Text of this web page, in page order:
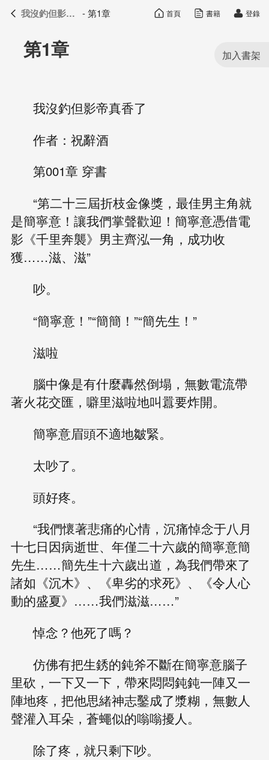
我沒釣但影帝真香了 目錄
第1章
我沒釣但影帝真香了
作者：祝辭酒
第001章 穿書
“第二十三屆折枝金像獎，最佳男主角就
是簡寧意！讓我們掌聲歡迎！簡寧意憑借電
影《千里奔襲》男主齊泓一角，成功收
獲……滋、滋”
吵。
“簡寧意！”“簡簡！”“簡先生！”
滋啦
腦中像是有什麼轟然倒塌，無數電流帶
著火花交匯，噼里滋啦地叫囂要炸開。
簡寧意眉頭不適地皺緊。
太吵了。
頭好疼。
“我們懷著悲痛的心情，沉痛悼念于八月
十七日因病逝世、年僅二十六歲的簡寧意簡
先生……簡先生十六歲出道，為我們帶來了
諸如《沉木》、《卑劣的求死》、《令人心
動的盛夏》……我們滋滋……”
悼念？他死了嗎？
仿佛有把生銹的鈍斧不斷在簡寧意腦子
里砍，一下又一下，帶來悶悶鈍鈍一陣又一
陣地疼，把他思緒神志鑿成了漿糊，無數人
聲灌入耳朵，蒼蠅似的嗡嗡擾人。
除了疼，就只剩下吵。
我沒釣但影帝真香了 - 第1章 首頁 書籍 登錄